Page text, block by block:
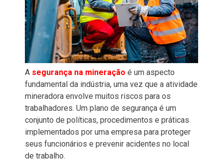
A segurança na mineração é um aspecto
fundamental da indústria, uma vez que a atividade
mineradora envolve muitos riscos para os
trabalhadores. Um plano de segurança é um
conjunto de políticas, procedimentos e práticas
implementados por uma empresa para proteger
seus funcionários e prevenir acidentes no local
de trabalho.